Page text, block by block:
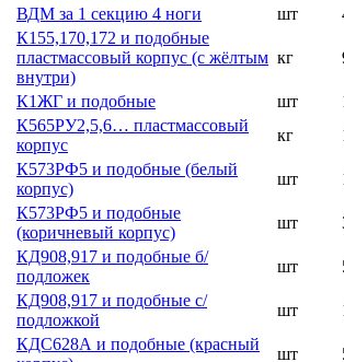
ВДМ за 1 секцию 4 ноги
шт
К155,170,172 и подобные
пластмассовый корпус (с жёлтым
внутри)
кг
К1ЖГ и подобные шт
К565РУ2,5,6… пластмассовый
корпус
кг
К573РФ5 и подобные (белый
корпус)
шт
К573РФ5 и подобные
(коричневый корпус)
шт
КД908,917 и подобные б/
подложек
шт
КД908,917 и подобные с/
подложкой
шт
КДС628А и подобные (красный
шт